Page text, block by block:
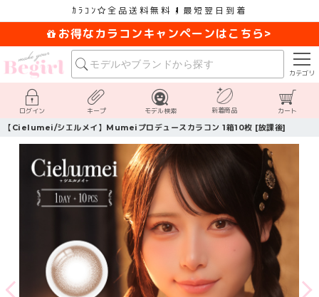
ｶﾗｺﾝ 全品送料無料 最短翌日到着
お得なカラコンキャンペーンはこちら>
カテゴリ
ログイン キープ モデル検索 新着商品 カート
【Cielumei/シエルメイ】Mumeiプロデュースカラコン 1箱10枚 [放課後]